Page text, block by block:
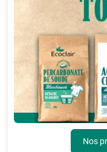
Nos